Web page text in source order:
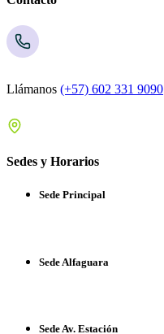
Llámanos (+57) 602 331 9090
Sedes y Horarios
Sede Principal
Sede Alfaguara
Sede Av. Estación